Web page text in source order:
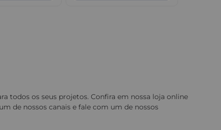
todos os seus projetos. Confira em nossa loja online
de nossos canais e fale com um de nossos